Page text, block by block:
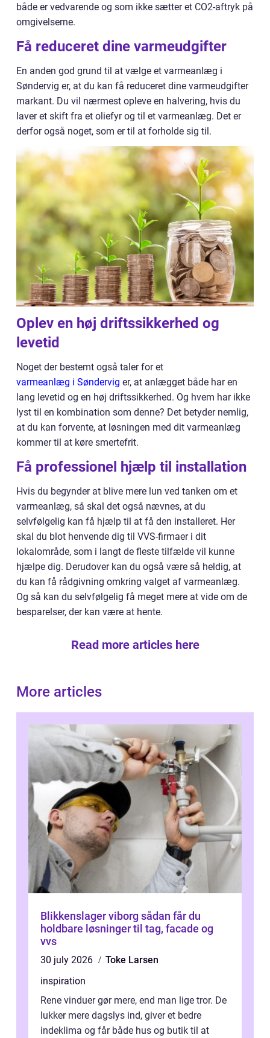
både er vedvarende og som ikke sætter et CO2-aftryk på
omgivelserne.
Få reduceret dine varmeudgifter
En anden god grund til at vælge et varmeanlæg i
Søndervig er, at du kan få reduceret dine varmeudgifter
markant. Du vil nærmest opleve en halvering, hvis du
laver et skift fra et oliefyr og til et varmeanlæg. Det er
derfor også noget, som er til at forholde sig til.
Oplev en høj driftssikkerhed og
levetid
Noget der bestemt også taler for et
varmeanlæg i Søndervig er, at anlægget både har en
lang levetid og en høj driftssikkerhed. Og hvem har ikke
lyst til en kombination som denne? Det betyder nemlig,
at du kan forvente, at løsningen med dit varmeanlæg
kommer til at køre smertefrit.
Få professionel hjælp til installation
Hvis du begynder at blive mere lun ved tanken om et
varmeanlæg, så skal det også nævnes, at du
selvfølgelig kan få hjælp til at få den installeret. Her
skal du blot henvende dig til VVS-firmaer i dit
lokalområde, som i langt de fleste tilfælde vil kunne
hjælpe dig. Derudover kan du også være så heldig, at
du kan få rådgivning omkring valget af varmeanlæg.
Og så kan du selvfølgelig få meget mere at vide om de
besparelser, der kan være at hente.
Read more articles here
More articles
Blikkenslager viborg sådan får du
holdbare løsninger til tag, facade og
vvs
30 july 2026
Toke Larsen
inspiration
Rene vinduer gør mere, end man lige tror. De
lukker mere dagslys ind, giver et bedre
indeklima og får både hus og butik til at